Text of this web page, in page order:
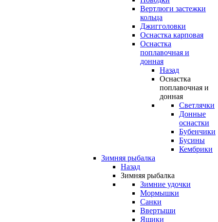
Вертлюги застежки
кольца
Джигголовки
Оснастка карповая
Оснастка
поплавочная и
донная
Назад
Оснастка
поплавочная и
донная
Светлячки
Донные
оснастки
Бубенчики
Бусины
Кембрики
Зимняя рыбалка
Назад
Зимняя рыбалка
Зимние удочки
Мормышки
Санки
Ввертыши
Ящики